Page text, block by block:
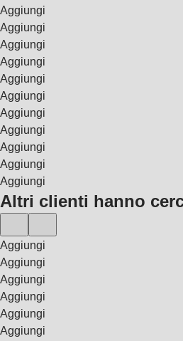
Aggiungi
Aggiungi
Aggiungi
Aggiungi
Aggiungi
Aggiungi
Aggiungi
Aggiungi
Aggiungi
Aggiungi
Aggiungi
Altri clienti hanno
Aggiungi
Aggiungi
Aggiungi
Aggiungi
Aggiungi
Aggiungi